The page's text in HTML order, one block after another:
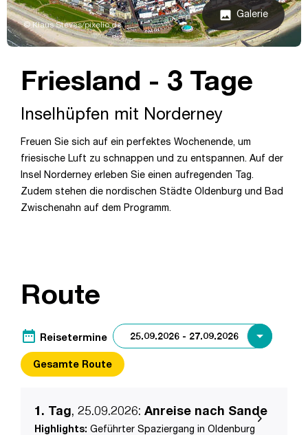
image Galerie
© Klaus Steves/pixelio.de
Friesland - 3 Tage
Inselhüpfen mit Norderney
Freuen Sie sich auf ein perfektes Wochenende, um
friesische Luft zu schnappen und zu entspannen. Auf der
Insel Norderney erleben Sie einen aufregenden Tag.
Zudem stehen die nordischen Städte Oldenburg und Bad
Zwischenahn auf dem Programm.
Route
date_range Reisetermine
Gesamte Route
1. Tag, 25.09.2026: Anreise nach Sande
Highlights: Geführter Spaziergang in Oldenburg